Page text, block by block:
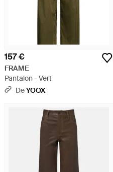
157 €
FRAME
Pantalon - Vert
DeYOOX